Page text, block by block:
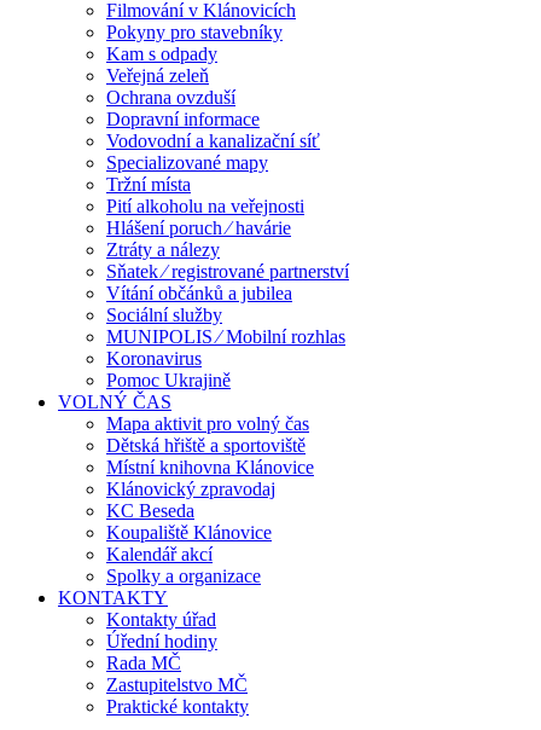
Filmování v Klánovicích
Pokyny pro stavebníky
Kam s odpady
Veřejná zeleň
Ochrana ovzduší
Dopravní informace
Vodovodní a kanalizační síť
Specializované mapy
Tržní místa
Pití alkoholu na veřejnosti
Hlášení poruch ⁄ havárie
Ztráty a nálezy
Sňatek ⁄ registrované partnerství
Vítání občánků a jubilea
Sociální služby
MUNIPOLIS ⁄ Mobilní rozhlas
Koronavirus
Pomoc Ukrajině
VOLNÝ ČAS
Mapa aktivit pro volný čas
Dětská hřiště a sportoviště
Místní knihovna Klánovice
Klánovický zpravodaj
KC Beseda
Koupaliště Klánovice
Kalendář akcí
Spolky a organizace
KONTAKTY
Kontakty úřad
Úřední hodiny
Rada MČ
Zastupitelstvo MČ
Praktické kontakty